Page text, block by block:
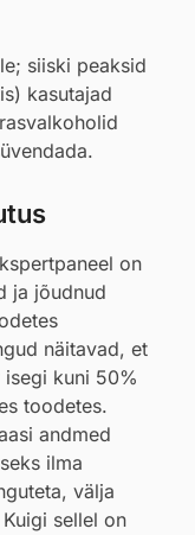
siiski peaksid
kasutajad
on
ja jõudnud
näitavad, et
kuni 50%
toodetes.
andmed
ilma
välja
sellel on